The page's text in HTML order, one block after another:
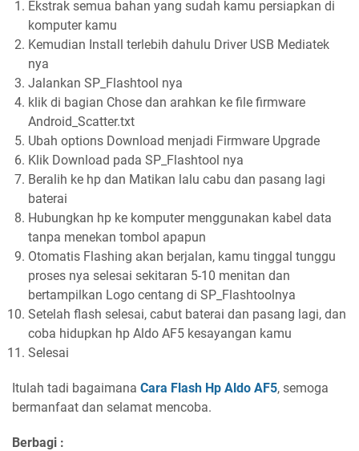
Ekstrak semua bahan yang sudah kamu persiapkan di
komputer kamu
Kemudian Install terlebih dahulu Driver USB Mediatek
nya
Jalankan SP_Flashtool nya
klik di bagian Chose dan arahkan ke file firmware
Android_Scatter.txt
Ubah options Download menjadi Firmware Upgrade
Klik Download pada SP_Flashtool nya
Beralih ke hp dan Matikan lalu cabu dan pasang lagi
baterai
Hubungkan hp ke komputer menggunakan kabel data
tanpa menekan tombol apapun
Otomatis Flashing akan berjalan, kamu tinggal tunggu
proses nya selesai sekitaran 5-10 menitan dan
bertampilkan Logo centang di SP_Flashtoolnya
Setelah flash selesai, cabut baterai dan pasang lagi, dan
coba hidupkan hp Aldo AF5 kesayangan kamu
Selesai
Itulah tadi bagaimana Cara Flash Hp Aldo AF5, semoga
bermanfaat dan selamat mencoba.
Berbagi :